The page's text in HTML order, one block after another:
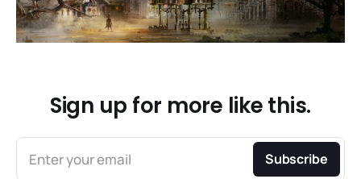
Sign up for more like this.
Enter your email Subscribe